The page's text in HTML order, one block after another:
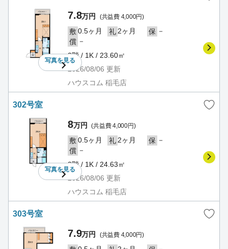
写真を見る
7.8万円 (共益費 4,000円)
敷0.5ヶ月 礼 2ヶ月 保 －
償 －
2階 / 1K / 23.60㎡
2026/08/06 更新
ハウスコム 稲毛店
302号室
写真を見る
8万円 (共益費 4,000円)
敷0.5ヶ月 礼 2ヶ月 保 －
償 －
3階 / 1K / 24.63㎡
2026/08/06 更新
ハウスコム 稲毛店
303号室
7.9万円 (共益費 4,000円)